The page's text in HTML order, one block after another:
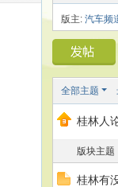
版主: 汽车频
全部主题
桂林人
版块主题
桂林有